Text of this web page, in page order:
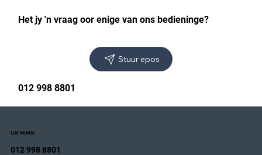
Het jy 'n vraag oor enige van ons bedieninge?
Stuur epos
012 998 8801
LUX MUNDI
012 998 8801